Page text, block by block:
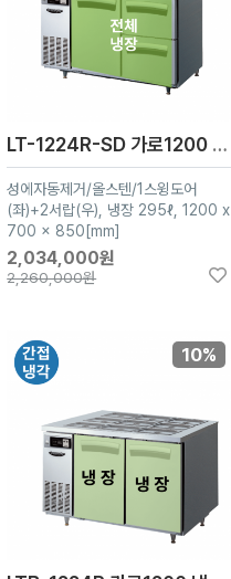
LT-1224R-SD 가로1200 냉장3칸
성에자동제거/올스텐/1스윙도어
(좌)+2서랍(우), 냉장 295ℓ, 1200 x
700 x 850[mm]
2,034,000원
2,260,000원
10%